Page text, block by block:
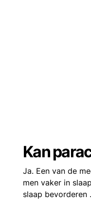
Kan
Ja. Een van de
men vaker in
slaap bevorderen .